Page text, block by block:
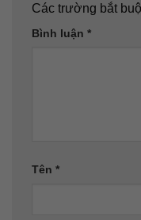
Các trường bắt
Bình luận *
Tên *